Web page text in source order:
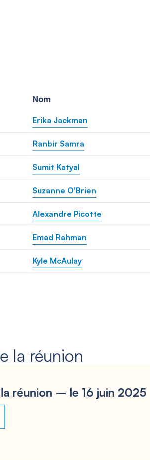
Nom
Erika Jackman
Ranbir Samra
Sumit Katyal
Suzanne O'Brien
Alexandre Picotte
Emad Rahman
Kyle McAulay
la réunion
réunion – le 16 juin 2025